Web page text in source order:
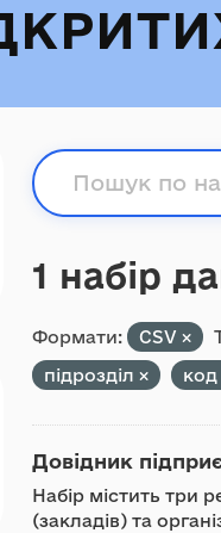
1 набір
Формати: CSV
підрозділ
Довідник
Набір містить три
(закладів) та